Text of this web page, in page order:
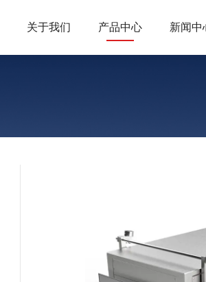
关于我们 产品中心 新闻中